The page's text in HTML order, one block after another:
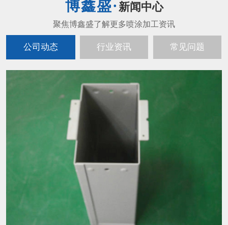
新闻中心
公司动态 行业资讯 常见问题